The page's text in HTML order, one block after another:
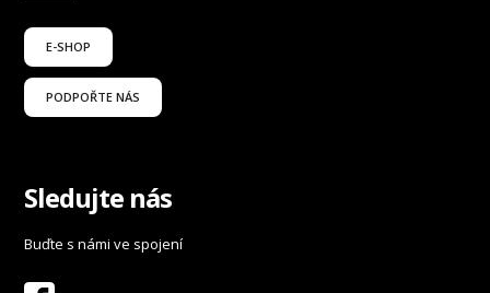
E-SHOP
PODPOŘTE NÁS
Sledujte nás
Buďte s námi ve spojení